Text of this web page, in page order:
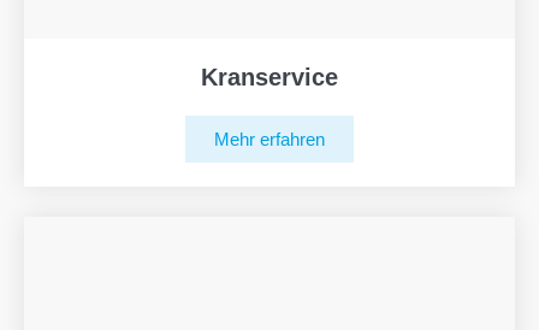
Kranservice
Mehr erfahren